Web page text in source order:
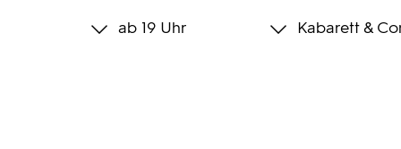
ab 19 Uhr Kabarett &